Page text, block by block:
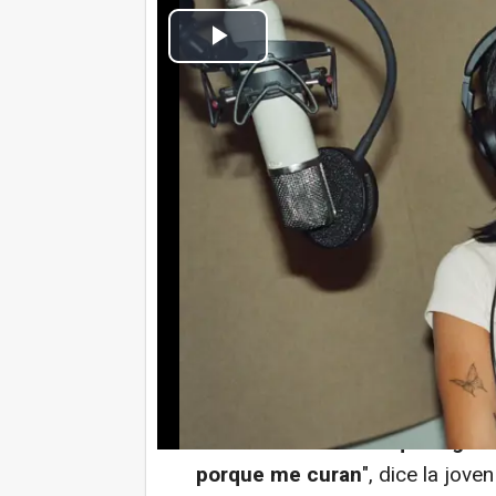
Cultura Ocio
Actualizado: viernes, 31 enero 2025 13:44
MADRID, 31 Ene.
Netflix ha lanzado el primer
centrada en la figura e la
dirigida por Chloé Wallace
más desconocido y
nunca ha
Por salud y por mi paz
canción te hace ver que algo
porque me curan", dice la